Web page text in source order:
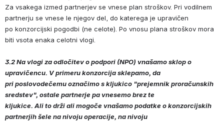
Za vsakega izmed partnerjev se vnese plan stroškov. Pri vodilnem
partnerju se vnese le njegov del, do katerega je upravičen
po konzorcijski pogodbi (ne celote). Po vnosu plana stroškov mora
biti vsota enaka celotni vlogi.
3.2 Na vlogi za odločitev o podpori (NPO) vnašamo sklop o
upravičencu. V primeru konzorcija sklepamo, da
pri poslovodečemu označimo s kljukico "prejemnik proračunskih
sredstev", ostale partnerje pa vnesemo brez te
kljukice. Ali to drži ali mogoče vnašamo podatke o konzorcijskih
partnerjih šele na nivoju operacije, na nivoju